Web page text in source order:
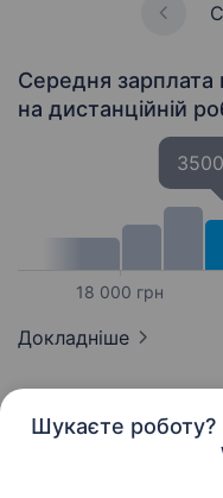
Шукаєте роботу?
Середня
на дистанційній
18 000 грн
Докладніше